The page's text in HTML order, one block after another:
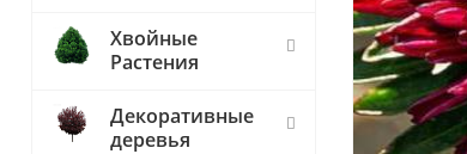
Хвойные
Растения
Декоративные
деревья